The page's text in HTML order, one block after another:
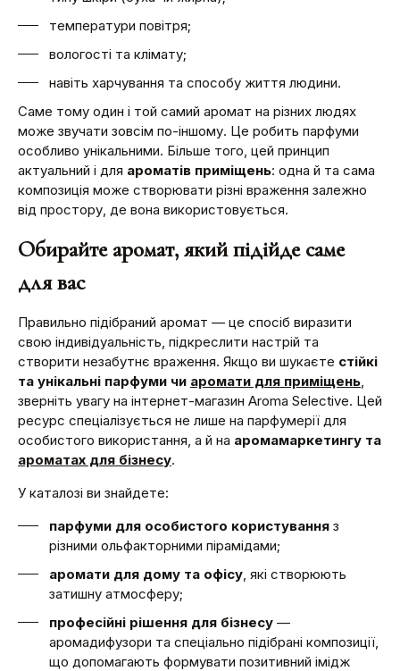
температури повітря;
вологості та клімату;
навіть харчування та способу життя людини.
Саме тому один і той самий аромат на різних людях
може звучати зовсім по-іншому. Це робить парфуми
особливо унікальними. Більше того, цей принцип
актуальний і для ароматів приміщень: одна й та сама
композиція може створювати різні враження залежно
від простору, де вона використовується.
Обирайте аромат, який підійде саме
для вас
Правильно підібраний аромат — це спосіб виразити
свою індивідуальність, підкреслити настрій та
створити незабутнє враження. Якщо ви шукаєте стійкі
та унікальні парфуми чи аромати для приміщень
зверніть увагу на інтернет-магазин Aroma Selective. Цей
ресурс спеціалізується не лише на парфумерії для
особистого використання, а й на аромамаркетингу та
ароматах для бізнесу.
У каталозі ви знайдете:
парфуми для особистого користування з
різними ольфакторними пірамідами;
аромати для дому та офісу , які створюють
затишну атмосферу;
професійні рішення для бізнесу —
аромадифузори та спеціально підібрані композиції,
що допомагають формувати позитивний імідж